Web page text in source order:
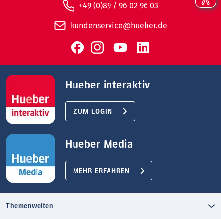
+49 (0)89 / 96 02 96 03
kundenservice@hueber.de
Hueber interaktiv
ZUM LOGIN
Hueber Media
MEHR ERFAHREN
Themenwelten